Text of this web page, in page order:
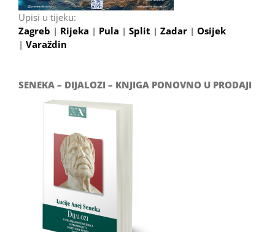
Upisi u tijeku:
Zagreb | Rijeka | Pula | Split | Zadar | Osijek
| Varaždin
SENEKA – DIJALOZI – KNJIGA PONOVNO U PRODAJI